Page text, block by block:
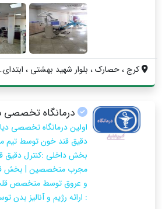
کرج ، حصارک ، بلوار شهید بهشتی ، ابتدای ...
درمانگاه تخصصی
اولین درمانگاه تخصصی
دقیق قند خون توسط
بخش داخلی :کنترل دقیق
مجرب متخصصین | بخش
و عروق توسط متخصص
: ارائه رژیم و آنالیز بدن